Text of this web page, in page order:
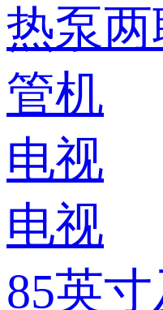
热泵
管机
电视
电视
85英